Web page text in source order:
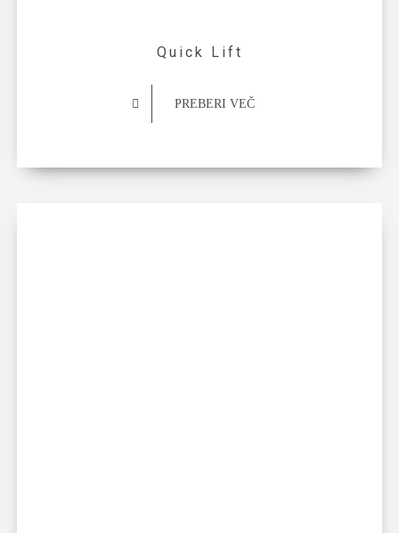
Quick Lift
PREBERI VEČ